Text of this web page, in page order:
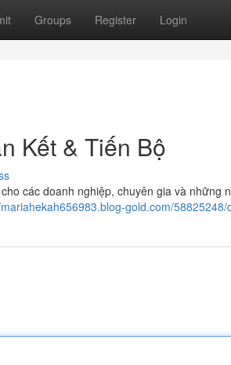
Groups Register Login
Kết & Tiến Bộ
các doanh nghiệp, chuyên gia và những
gold.com/